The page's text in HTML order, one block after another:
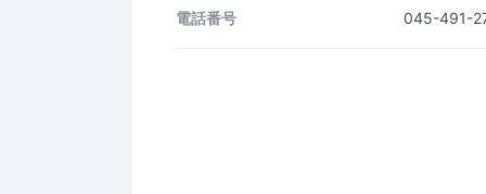
電話番号 045-491-